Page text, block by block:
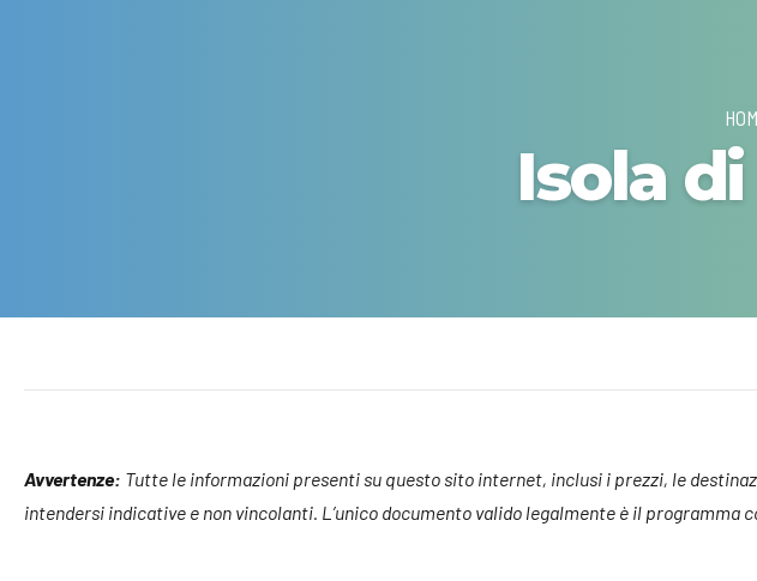
Isola
Avvertenze: Tutte le informazioni presenti su questo sito internet, inclusi i prezzi, le
intendersi indicative e non vincolanti. L’unico documento valido legalmente è il